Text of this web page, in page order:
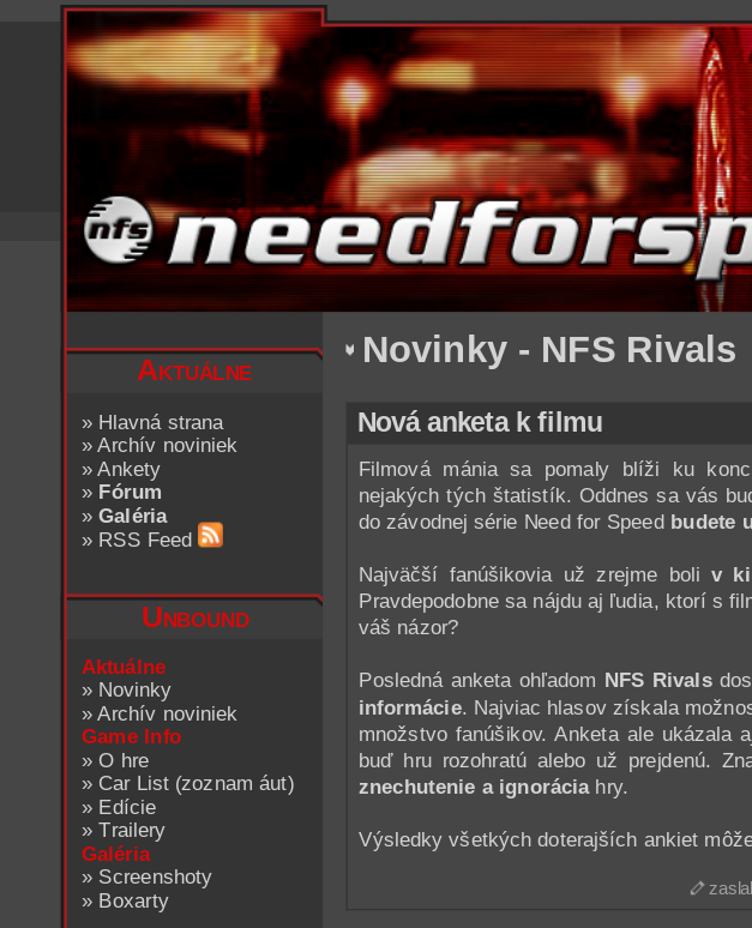
Aktuálne
» Hlavná strana
»Archív noviniek
»Ankety
» Fórum
»Galéria
» RSS Feed
Unbound
Aktuálne
» Novinky
»Archív noviniek
Game Info
»O hre
» Car List (zoznam áut)
» Edície
»Trailery
Galéria
» Screenshoty
» Boxarty
Novinky - NFS Rivals
Nová anketa k filmu
Filmová mánia sa pomaly blíži ku
nejakých tých štatistík. Oddnes sa vás
do závodnej série Need for Speed budete
Najväčší fanúšikovia už zrejme boli v
Pravdepodobne sa nájdu aj ľudia, ktorí s
váš názor?
Posledná anketa ohľadom NFS Rivals
informácie. Najviac hlasov získala
množstvo fanúšikov. Anketa ale ukázala
buď hru rozohratú alebo už prejdenú.
znechutenie a ignoráciahry.
Výsledky všetkých doterajších ankiet
zaslal